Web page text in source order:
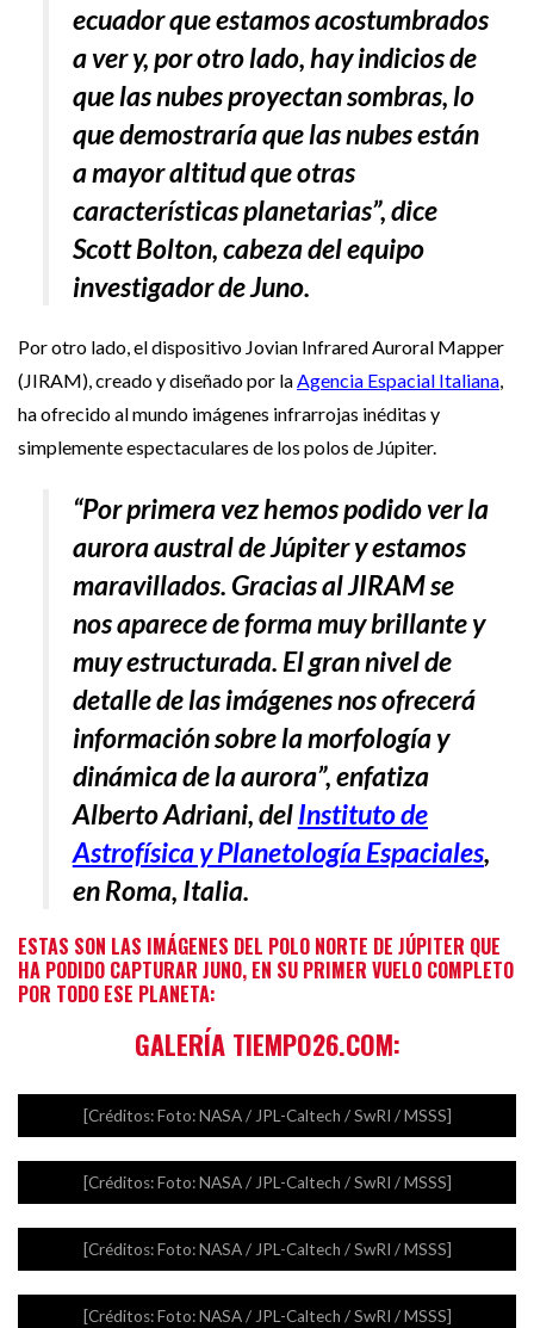
ecuador que estamos acostumbrados
a ver y, por otro lado, hay indicios de
que las nubes proyectan sombras, lo
que demostraría que las nubes están
a mayor altitud que otras
características planetarias”, dice
Scott Bolton, cabeza del equipo
investigador de Juno.
Por otro lado, el dispositivo Jovian Infrared Auroral Mapper
(JIRAM), creado y diseñado por laAgencia Espacial Italiana,
ha ofrecido al mundo imágenes infrarrojas inéditas y
simplemente espectaculares de los polos de Júpiter.
“Por primera vez hemos podido ver la
aurora austral de Júpiter y estamos
maravillados. Gracias al JIRAM se
nos aparece de forma muy brillante y
muy estructurada. El gran nivel de
detalle de las imágenes nos ofrecerá
información sobre la morfología y
dinámica de la aurora”, enfatiza
Alberto Adriani, delInstituto de
Astrofísica y Planetología Espaciales,
en Roma, Italia.
ESTAS SON LAS IMÁGENES DEL POLO NORTE DE JÚPITER QUE
HA PODIDO CAPTURAR JUNO, EN SU PRIMER VUELO COMPLETO
POR TODO ESE PLANETA:
GALERÍA TIEMPO26.COM:
[Créditos: Foto: NASA / JPL-Caltech / SwRI / MSSS]
[Créditos: Foto: NASA / JPL-Caltech / SwRI / MSSS]
[Créditos: Foto: NASA / JPL-Caltech / SwRI / MSSS]
[Créditos: Foto: NASA / JPL-Caltech / SwRI / MSSS]